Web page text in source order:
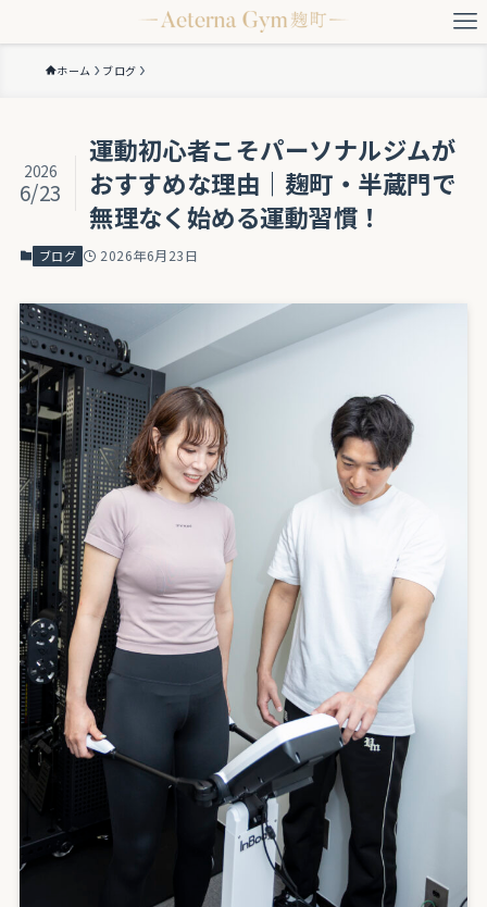
ホーム ブログ
運動初心者こそパーソナルジムが
おすすめな理由｜麹町・半蔵門で
無理なく始める運動習慣！
2026
6/23
ブログ 2026年6月23日